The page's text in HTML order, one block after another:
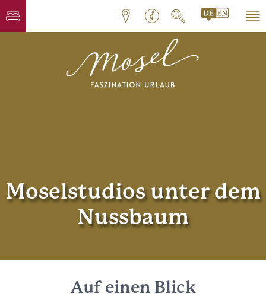
Moselstudios unter dem
Nussbaum
Auf einen Blick